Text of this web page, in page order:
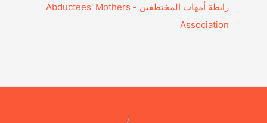
‎رابطة أمهات المختطفين - Abductees' Mothers
Association‎